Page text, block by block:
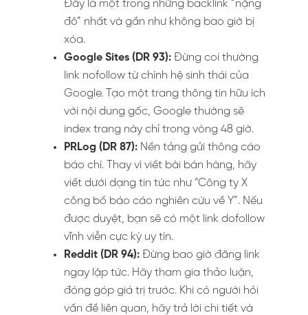
Đây là một trong những backlink “nặng
đô” nhất và gần như không bao giờ bị
xóa.
Google Sites (DR 93): Đừng coi thường
link nofollow từ chính hệ sinh thái của
Google. Tạo một trang thông tin hữu ích
với nội dung gốc, Google thường sẽ
index trang này chỉ trong vòng 48 giờ.
PRLog (DR 87): Nền tảng gửi thông cáo
báo chí. Thay vì viết bài bán hàng, hãy
viết dưới dạng tin tức như “Công ty X
công bố báo cáo nghiên cứu về Y”. Nếu
được duyệt, bạn sẽ có một link dofollow
vĩnh viễn cực kỳ uy tín.
Reddit (DR 94): Đừng bao giờ đăng link
ngay lập tức. Hãy tham gia thảo luận,
đóng góp giá trị trước. Khi có người hỏi
vấn đề liên quan, hãy trả lời chi tiết và